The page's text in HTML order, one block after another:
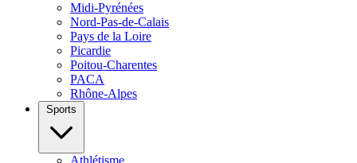
Midi-Pyrénées
Nord-Pas-de-Calais
Pays de la Loire
Picardie
Poitou-Charentes
PACA
Rhône-Alpes
Sports
Athlétisme